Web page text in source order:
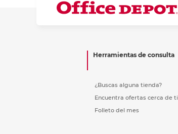
Herramientas de consulta
¿Buscas alguna tienda?
Encuentra ofertas cerca de ti
Folleto del mes